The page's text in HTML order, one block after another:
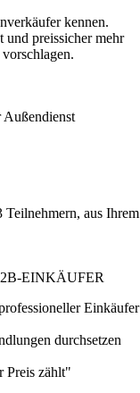
kennen.
und preissicher mehr
aus Ihrem
EINKÄUFER
Einkäufer
durchsetzen
Preis zählt"